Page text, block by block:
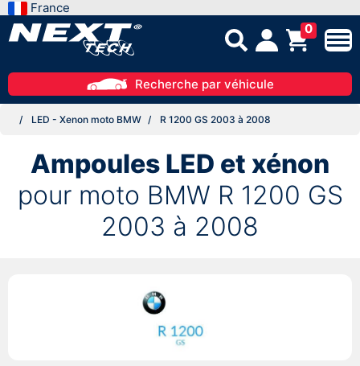
France
0
Recherche par véhicule
LED - Xenon moto BMW R 1200 GS 2003 à 2008
Ampoules LED et xénon
pour moto BMW R 1200 GS
2003 à 2008